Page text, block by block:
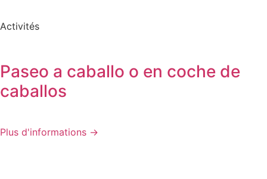
Activités
Paseo a caballo o en coche de
caballos
Plus d'informations →